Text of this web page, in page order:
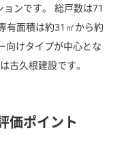
ンです。 総戸数は71
有面積は約31㎡から約
向けタイプが中心とな
古久根建設です。
価ポイント